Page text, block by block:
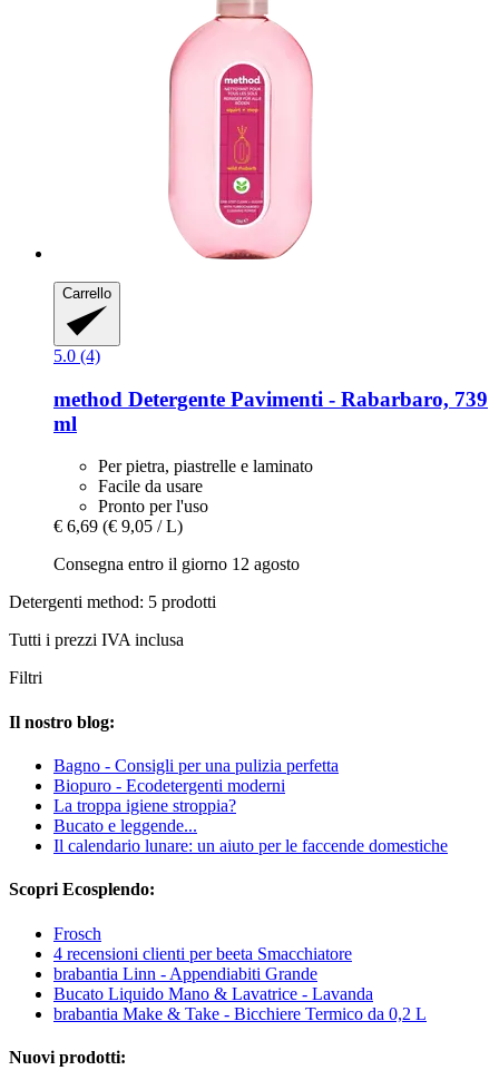
Carrello
5.0 (4)
method Detergente Pavimenti -​ Rabarbaro, 739
ml
Per pietra, piastrelle e laminato
Facile da usare
Pronto per l'uso
€ 6,69 (€ 9,05 / L)
Consegna entro il giorno 12 agosto
Detergenti method: 5 prodotti
Tutti i prezzi IVA inclusa
Filtri
Il nostro blog:
Bagno - Consigli per una pulizia perfetta
Biopuro - Ecodetergenti moderni
La troppa igiene stroppia?
Bucato e leggende...
Il calendario lunare: un aiuto per le faccende domestiche
Scopri Ecosplendo:
Frosch
4 recensioni clienti per beeta Smacchiatore
brabantia Linn - Appendiabiti Grande
Bucato Liquido Mano & Lavatrice - Lavanda
brabantia Make & Take - Bicchiere Termico da 0,2 L
Nuovi prodotti: